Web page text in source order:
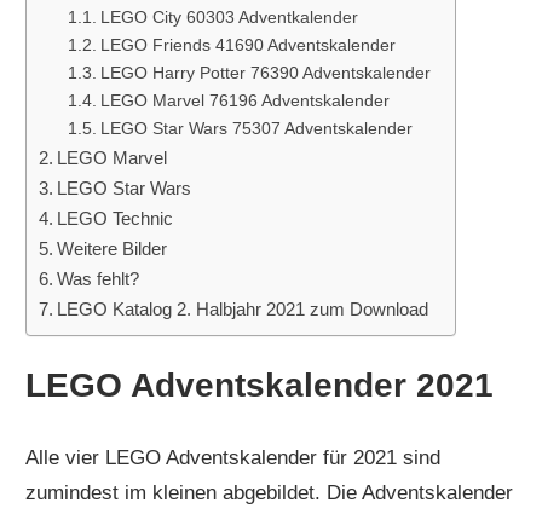
LEGO City 60303 Adventkalender
LEGO Friends 41690 Adventskalender
LEGO Harry Potter 76390 Adventskalender
LEGO Marvel 76196 Adventskalender
LEGO Star Wars 75307 Adventskalender
LEGO Marvel
LEGO Star Wars
LEGO Technic
Weitere Bilder
Was fehlt?
LEGO Katalog 2. Halbjahr 2021 zum Download
LEGO Adventskalender 2021
Alle vier LEGO Adventskalender für 2021 sind
zumindest im kleinen abgebildet. Die Adventskalender